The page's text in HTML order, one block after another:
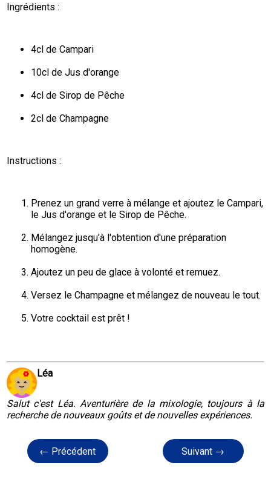
Ingrédients :
4cl de Campari
10cl de Jus d'orange
4cl de Sirop de Pêche
2cl de Champagne
Instructions :
Prenez un grand verre à mélange et ajoutez le Campari,
le Jus d'orange et le Sirop de Pêche.
Mélangez jusqu'à l'obtention d'une préparation
homogène.
Ajoutez un peu de glace à volonté et remuez.
Versez le Champagne et mélangez de nouveau le tout.
Votre cocktail est prêt !
Léa
Salut c'est Léa. Aventurière de la mixologie, toujours à la
recherche de nouveaux goûts et de nouvelles expériences.
← Précédent Suivant →